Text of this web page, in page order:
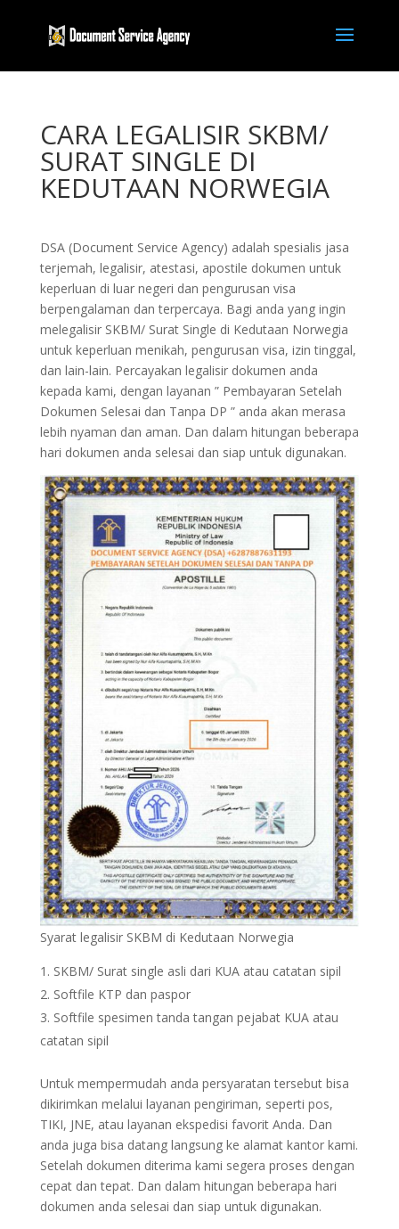
CARA LEGALISIR SKBM/
SURAT SINGLE DI
KEDUTAAN NORWEGIA
DSA (Document Service Agency) adalah spesialis jasa
terjemah, legalisir, atestasi, apostile dokumen untuk
keperluan di luar negeri dan pengurusan visa
berpengalaman dan terpercaya. Bagi anda yang ingin
melegalisir SKBM/ Surat Single di Kedutaan Norwegia
untuk keperluan menikah, pengurusan visa, izin tinggal,
dan lain-lain. Percayakan legalisir dokumen anda
kepada kami, dengan layanan ” Pembayaran Setelah
Dokumen Selesai dan Tanpa DP ” anda akan merasa
lebih nyaman dan aman. Dan dalam hitungan beberapa
hari dokumen anda selesai dan siap untuk digunakan.
Syarat legalisir SKBM di Kedutaan Norwegia
SKBM/ Surat single asli dari KUA atau catatan sipil
Softfile KTP dan paspor
Softfile spesimen tanda tangan pejabat KUA atau
catatan sipil
Untuk mempermudah anda persyaratan tersebut bisa
dikirimkan melalui layanan pengiriman, seperti pos,
TIKI, JNE, atau layanan ekspedisi favorit Anda. Dan
anda juga bisa datang langsung ke alamat kantor kami.
Setelah dokumen diterima kami segera proses dengan
cepat dan tepat. Dan dalam hitungan beberapa hari
dokumen anda selesai dan siap untuk digunakan.